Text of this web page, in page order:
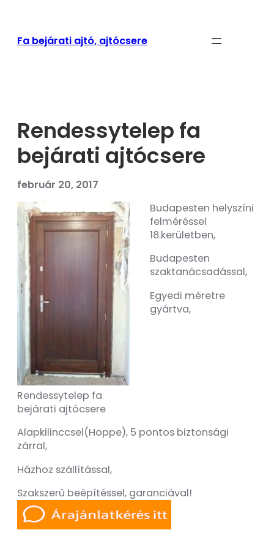
tartalomhoz
Fa bejárati ajtó, ajtócsere
Rendessytelep fa
bejárati ajtócsere
február 20, 2017
Rendessytelep fa
bejárati ajtócsere
Budapesten helyszíni
felméréssel
18.kerületben,
Budapesten
szaktanácsadással,
Egyedi méretre
gyártva,
Alapkilinccsel(Hoppe), 5 pontos biztonsági
zárral,
Házhoz szállítással,
Szakszerű beépítéssel, garanciával!